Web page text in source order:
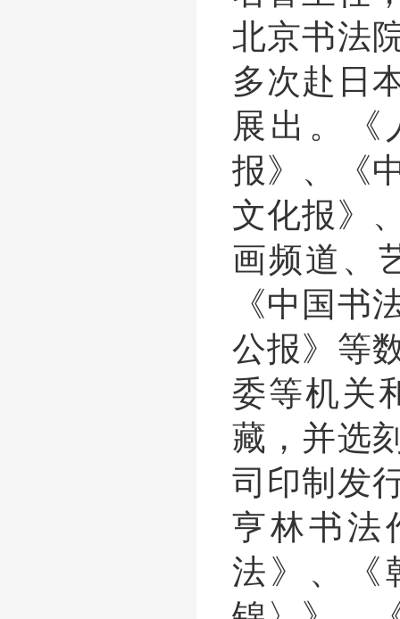
北京书法
多次赴日
展出。《
报》、《
文化报》
画频道、
《中国书
公报》等
委等机关
藏，并选
司印制发
亨林书法
法》、《